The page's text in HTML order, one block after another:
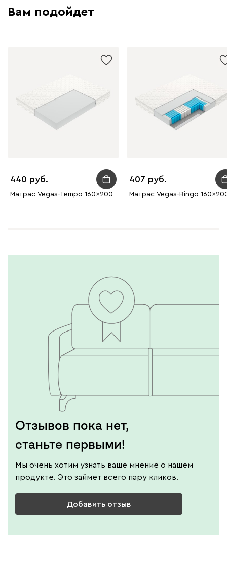
Вам подойдет
440
Матрас Vegas-Tempo 160x200
407
Матрас Vegas-Bingo
Отзывов пока нет,
станьте первыми!
Мы очень хотим узнать ваше мнение о нашем
продукте. Это займет всего пару кликов.
Добавить отзыв